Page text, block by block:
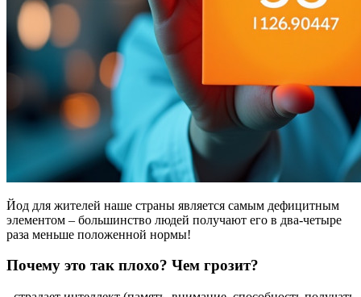
Йод для жителей наше страны является самым дефицитным
элементом – большинство людей получают его в два-четыре
раза меньше положенной нормы!
Почему это так плохо? Чем грозит?